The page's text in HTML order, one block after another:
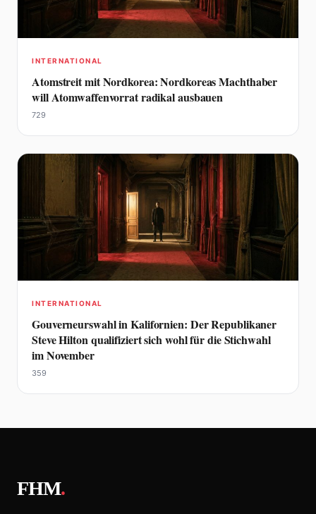
INTERNATIONAL
Atomstreit mit Nordkorea: Nordkoreas Machthaber
will Atomwaffenvorrat radikal ausbauen
729
INTERNATIONAL
Gouverneurswahl in Kalifornien: Der Republikaner
Steve Hilton qualifiziert sich wohl für die Stichwahl
im November
359
FHM.